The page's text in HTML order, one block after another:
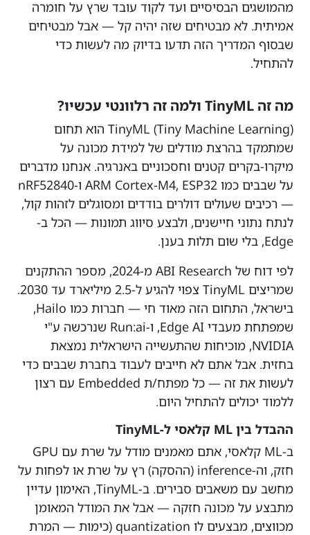
מהמושגים הבסיסיים ועד לקוד עובד שרץ על חומרה
אמיתית. לא מבטיחים שזה יהיה קל — אבל מבטיחים
שבסוף המדריך הזה תדעו בדיוק מה לעשות כדי
להתחיל.
מה זה TinyML ולמה זה רלוונטי עכשיו?
TinyML (Tiny Machine Learning) הוא תחום
שמתמקד בהרצת מודלים של למידת מכונה על
מיקרו-בקרים קטנים וחסכוניים באנרגיה. אנחנו מדברים
על שבבים כמו ARM Cortex-M4, ESP32 ו-nRF52840
— רכיבים שעולים דולרים בודדים ומסוגלים לזהות קול,
לנתח נתוני חיישנים, ולבצע סיווג תמונות — הכל ב-
Edge, בלי שום תלות בענן.
לפי דוח של ABI Research מ-2024, מספר ההתקנים
שמריצים TinyML צפוי להגיע ל-2.5 מיליארד עד 2030.
בישראל, התחום הזה מאוד חי — חברות כמו Hailo,
שמפתחת מעבדי Edge AI, ו-Run:ai שנרכשה ע"י
NVIDIA, מוכיחות שהתעשייה הישראלית נמצאת
בחזית. אבל אתם לא חייבים לעבוד בחברת שבבים כדי
לעשות את זה — כל מפתח/ת Embedded עם רצון
ללמוד יכולים להתחיל היום.
ההבדל בין ML קלאסי ל-TinyML
ב-ML קלאסי, אתם מאמנים מודל על שרת עם GPU
חזק, וה-inference (ההסקה) רץ על שרת או לפחות על
מחשב עם משאבים סבירים. ב-TinyML, האימון עדיין
מתבצע על מכונה חזקה — אבל את המודל המאומן
מכווצים, מבצעים לו quantization (כימות — המרת